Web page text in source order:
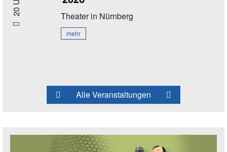
Theaterin Nürnberg
mehr
Alle Veranstaltungen